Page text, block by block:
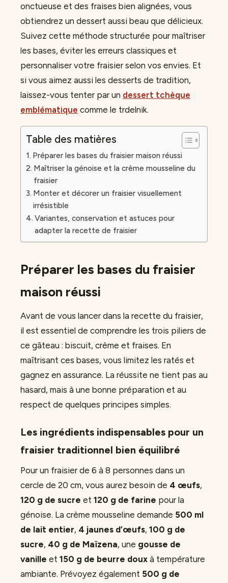
onctueuse et des fraises bien alignées, vous
obtiendrez un dessert aussi beau que délicieux.
Suivez cette méthode structurée pour maîtriser
les bases, éviter les erreurs classiques et
personnaliser votre fraisier selon vos envies. Et
si vous aimez aussi les desserts de tradition,
laissez-vous tenter par un dessert tchèque
emblématique comme le trdelnik.
Table des matières
Préparer les bases du fraisier maison réussi
Maîtriser la génoise et la crème mousseline du
fraisier
Monter et décorer un fraisier visuellement
irrésistible
Variantes, conservation et astuces pour
adapter la recette de fraisier
Préparer les bases du fraisier
maison réussi
Avant de vous lancer dans la recette du fraisier,
il est essentiel de comprendre les trois piliers de
ce gâteau : biscuit, crème et fraises. En
maîtrisant ces bases, vous limitez les ratés et
gagnez en assurance. La réussite ne tient pas au
hasard, mais à une bonne préparation et au
respect de quelques principes simples.
Les ingrédients indispensables pour un
fraisier traditionnel bien équilibré
Pour un fraisier de 6 à 8 personnes dans un
cercle de 20 cm, vous aurez besoin de 4 œufs,
120 g de sucre et 120 g de farine pour la
génoise. La crème mousseline demande 500 ml
de lait entier, 4 jaunes d’œufs, 100 g de
sucre, 40 g de Maïzena, une gousse de
vanille et 150 g de beurre doux à température
ambiante. Prévoyez également 500 g de